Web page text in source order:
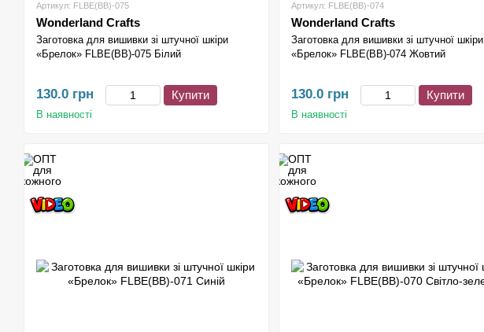
Артикул: FLBE(BB)-075
Wonderland Crafts
Заготовка для вишивки зі штучної шкіри
«Брелок» FLBE(BB)-075 Білий
130.0 грн Купити
В наявності
Артикул: FLBE(BB)-074
Wonderland Crafts
Заготовка для вишивки зі штучної шкіри
«Брелок» FLBE(BB)-074 Жовтий
130.0 грн Купити
В наявності